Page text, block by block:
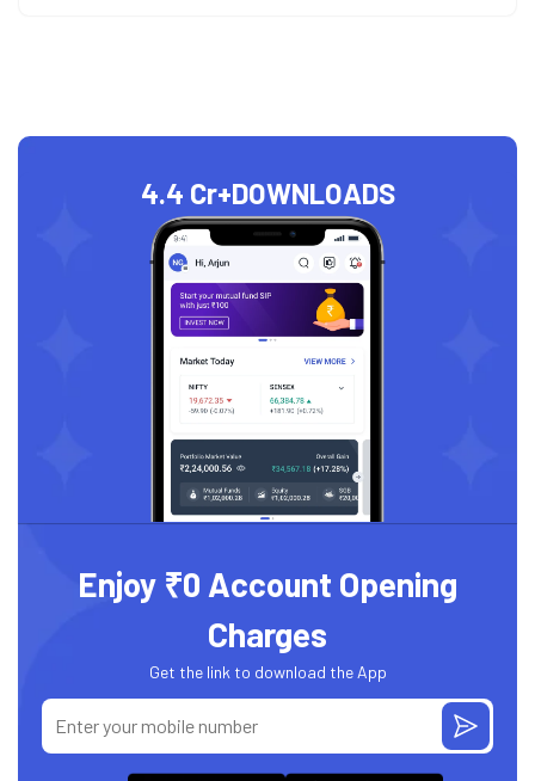
4.4 Cr+DOWNLOADS
Enjoy ₹0 Account Opening
Charges
Get the link to download the App